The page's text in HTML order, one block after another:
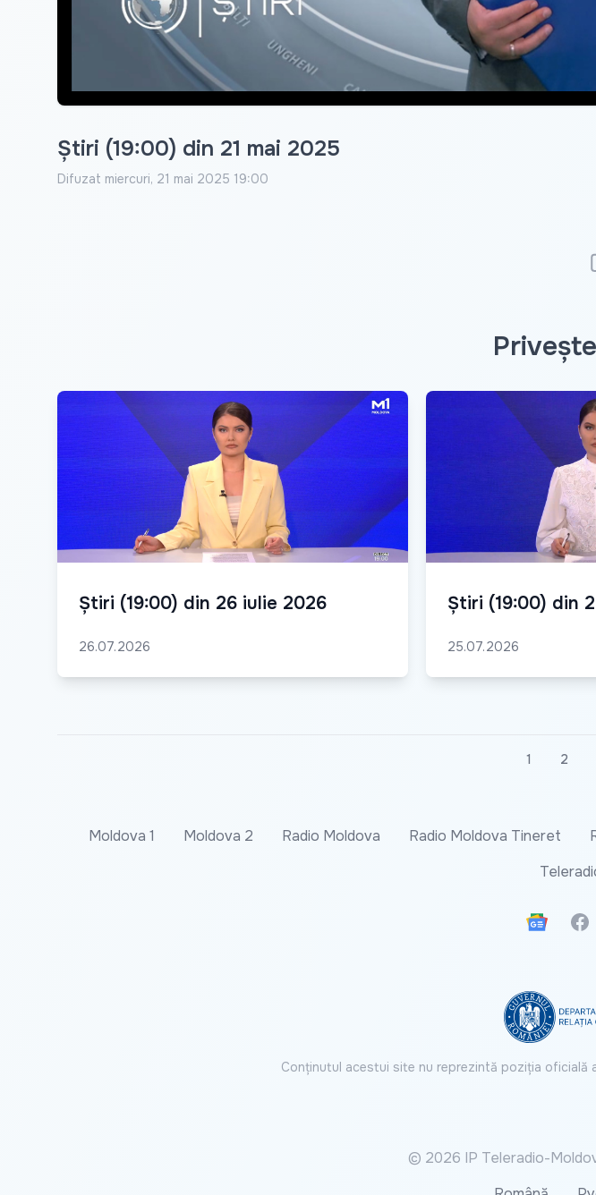
Știri (19:00) din 21 mai 2025
Difuzat miercuri, 21 mai 2025 19:00
Știri (19:00) din 26 iulie 2026
26.07.2026
Știri (19:00) din
25.07.2026
1 2
Moldova 1 Moldova 2 Radio Moldova Radio Moldova Tineret
Google
Conținutul acestui site nu reprezintă poziția oficială
© 2026 IP Teleradio-